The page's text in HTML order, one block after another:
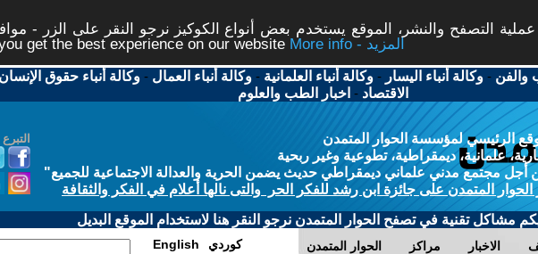
التصفح والنشر، الموقع يستخدم بعض أنواع الكوكيز نرجو النقر على الزر -
get the best experience on our website
More info - المزيد
والفن -وكالة أنباء اليسار -وكالة أنباء العلمانية -وكالة أنباء العمال -وكالة أنباء حقوق الإنسان
الاقتصاد - اخبار الطب والعلوم
الرئيسي لمؤسسة الحوار المتمدن
علمانية، ديمقراطية، تطوعية وغير ربحية
أجل مجتمع مدني علماني ديمقراطي حديث يضمن الحرية والعدالة الاجتماعية للجميع"
الحوار المتمدن على جائزة ابن رشد للفكر الحر والتى نالها أعلام في الفكر والثقافة
مشاكل تقنية في تصفح الحوار المتمدن نرجو النقر هنا لاستخدام الموقع البديل
الحوار المتمدن مراكز الاخبار English كوردي